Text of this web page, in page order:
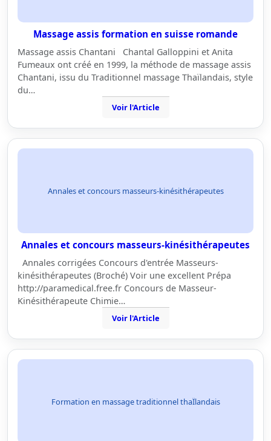
Massage assis formation en suisse romande
Massage assis Chantani Chantal Galloppini et Anita
Fumeaux ont créé en 1999, la méthode de massage assis
Chantani, issu du Traditionnel massage Thaïlandais, style
du…
Voir l'Article
Annales et concours masseurs-kinésithérapeutes
Annales et concours masseurs-kinésithérapeutes
Annales corrigées Concours d'entrée Masseurs-
kinésithérapeutes (Broché) Voir une excellent Prépa
http://paramedical.free.fr Concours de Masseur-
Kinésithérapeute Chimie…
Voir l'Article
Formation en massage traditionnel thaÏlandais